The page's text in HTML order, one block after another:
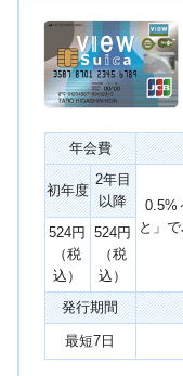
年会費
初年度
2年目
以降
0.5%
と」
524円
（税
込）
524円
（税
込）
発行期間
最短7日